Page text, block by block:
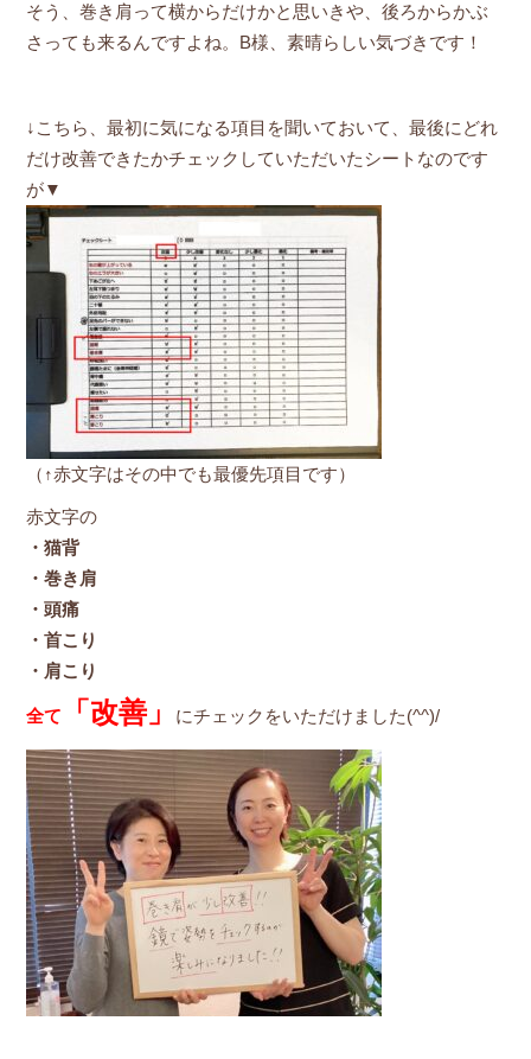
そう、巻き肩って横からだけかと思いきや、後ろからかぶ
さっても来るんですよね。B様、素晴らしい気づきです！
↓こちら、最初に気になる項目を聞いておいて、最後にどれ
だけ改善できたかチェックしていただいたシートなのです
が▼
（↑赤文字はその中でも最優先項目です）
赤文字の
・猫背
・巻き肩
・頭痛
・首こり
・肩こり
全て 「改善」 にチェックをいただけました(^^)/